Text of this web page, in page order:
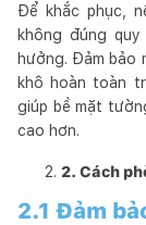
Để khắc phục,
không đúng
hưởng. Đảm bảo
khô hoàn toàn
giúp bề mặt
cao hơn.
2. Cách
2.1 Đảm